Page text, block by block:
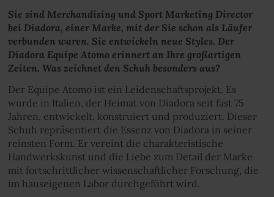
Sie sind Merchandising und Sport Marketing Director
bei Diadora, einer Marke, mit der Sie schon als Läufer
verbunden waren. Sie entwickeln neue Styles. Der
Diadora Equipe Atomo erinnert an Ihre großartigen
Zeiten. Was zeichnet den Schuh besonders aus?
Der Equipe Atomo ist ein Leidenschaftsprojekt. Es
wurde in Italien, der Heimat von Diadora seit fast 75
Jahren, entwickelt, konstruiert und produziert. Dieser
Schuh repräsentiert die Essenz von Diadora in seiner
reinsten Form. Er vereint die charakteristische
Handwerkskunst und die Liebe zum Detail der Marke
mit fortschrittlicher wissenschaftlicher Forschung, die
im hauseigenen Labor durchgeführt wird.